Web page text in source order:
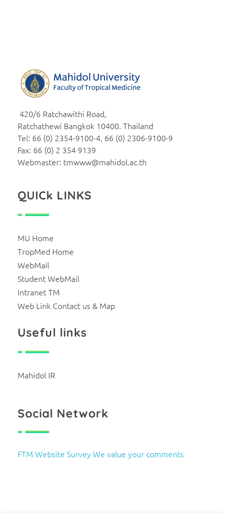
420/6 Ratchawithi Road,
Ratchathewi Bangkok 10400. Thailand
Tel: 66 (0) 2354-9100-4, 66 (0) 2306-9100-9
Fax: 66 (0) 2 354 9139
Webmaster: tmwww@mahidol.ac.th
QUICk LINKS
MU Home
TropMed Home
WebMail
Student WebMail
Intranet TM
Web Link Contact us & Map
Useful links
Mahidol IR
Social Network
FTM Website Survey We value your comments